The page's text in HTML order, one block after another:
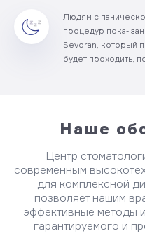
Людям с
процедур пока-
Sevoran, который
будет проходить,
Наше
Центр
современным
для комплексной
позволяет нашим
эффективные методы
гарантируемого и